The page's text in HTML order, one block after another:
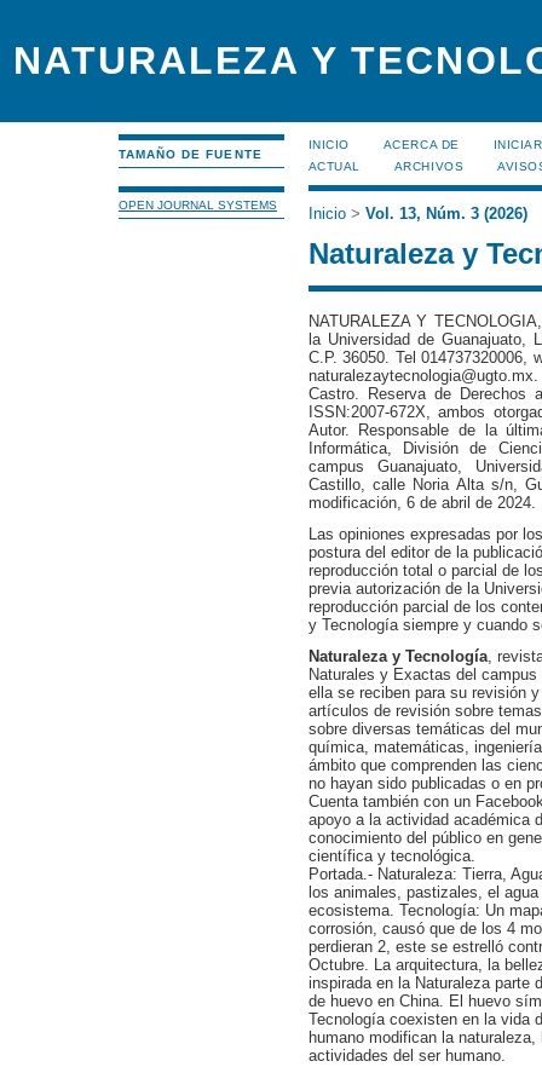
NATURALEZA Y
TAMAÑO DE FUENTE
OPEN JOURNAL SYSTEMS
INICIO ACERCA DE
ACTUAL
ARCHIVOS
Inicio> Vol. 13, Núm. 3 (2026)
Naturaleza y
NATURALEZA Y
la Universidad de Guanajuato,
C.P. 36050. Tel 014737320006,
Castro. Reserva de Derechos
ISSN:2007-672X, ambos
Autor. Responsable de la
Informática, División de
campus Guanajuato,
Castillo, calle Noria Alta s/n,
modificación, 6 de abril de 2024.
Las opiniones expresadas por
postura del editor de la
reproducción total o parcial de
previa autorización de la
reproducción parcial de los
y Tecnología siempre y cuando
Naturaleza y Tecnología,
Naturales y Exactas del
ella se reciben para su revisión
artículos de revisión sobre
sobre diversas temáticas del
química, matemáticas,
ámbito que comprenden las
no hayan sido publicadas o en
Cuenta también con un
apoyo a la actividad académica
conocimiento del público en
científica y tecnológica.
Portada.- Naturaleza: Tierra,
los animales, pastizales, el
ecosistema. Tecnología: Un
corrosión, causó que de los 4
perdieran 2, este se estrelló
Octubre. La arquitectura, la
inspirada en la Naturaleza parte
de huevo en China. El huevo
Tecnología coexisten en la vida
humano modifican la
actividades del ser humano.